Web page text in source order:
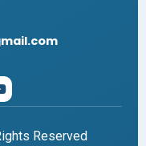
Reserved